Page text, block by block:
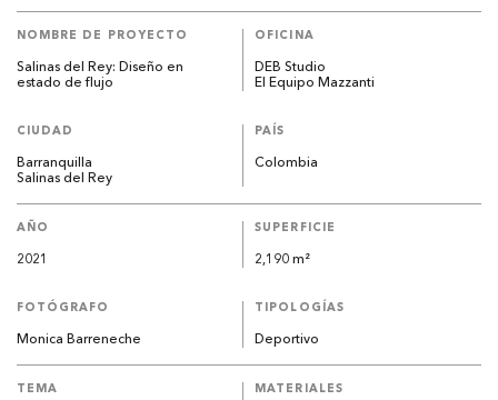
NOMBRE DE PROYECTO
Salinas del Rey: Diseño en
estado de flujo
OFICINA
DEB Studio
El Equipo Mazzanti
CIUDAD
Barranquilla
Salinas del Rey
PAÍS
Colombia
AÑO
2021
SUPERFICIE
2,190 m²
FOTÓGRAFO
Monica Barreneche
TIPOLOGÍAS
Deportivo
TEMA MATERIALES